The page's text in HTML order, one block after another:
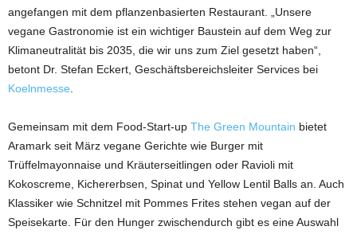
angefangen mit dem pflanzenbasierten Restaurant. „Unsere
vegane Gastronomie ist ein wichtiger Baustein auf dem Weg zur
Klimaneutralität bis 2035, die wir uns zum Ziel gesetzt haben“,
betont Dr. Stefan Eckert, Geschäftsbereichsleiter Services bei
Koelnmesse
Gemeinsam mit dem Food-Start-up The Green Mountain bietet
Aramark seit März vegane Gerichte wie Burger mit
Trüffelmayonnaise und Kräuterseitlingen oder Ravioli mit
Kokoscreme, Kichererbsen, Spinat und Yellow Lentil Balls an. Auch
Klassiker wie Schnitzel mit Pommes Frites stehen vegan auf der
Speisekarte. Für den Hunger zwischendurch gibt es eine Auswahl